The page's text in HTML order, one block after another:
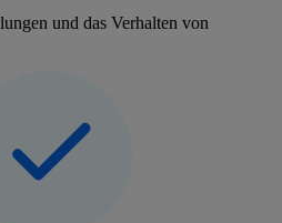
und das Verhalten von